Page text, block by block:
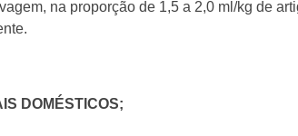
na proporção de 1,5 a 2,0 ml/kg de
DOMÉSTICOS;